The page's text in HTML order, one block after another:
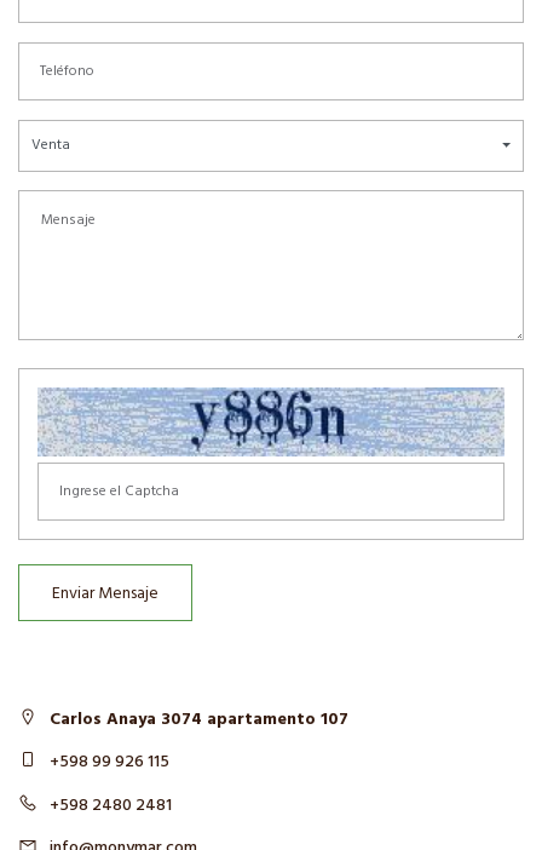
Venta
Enviar Mensaje
Carlos Anaya 3074 apartamento 107
+598 99 926 115
+598 2480 2481